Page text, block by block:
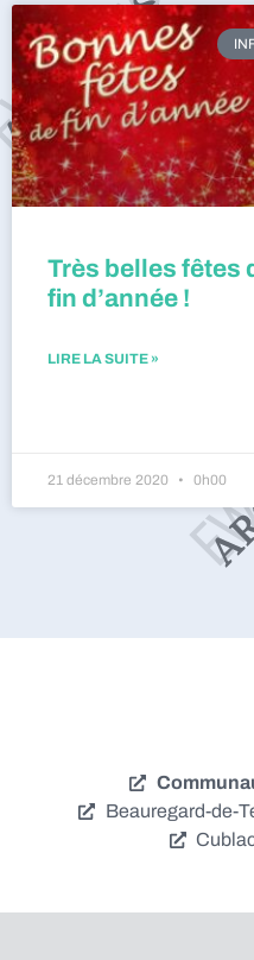
Très belles fêtes
fin d’année !
LIRE LA SUITE »
21 décembre 2020 0h00
Beauregard-de-